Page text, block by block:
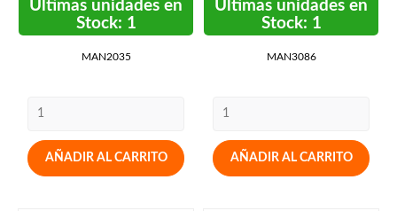
Últimas unidades en
Stock: 1
MAN2035
AÑADIR AL CARRITO
Últimas unidades en
Stock: 1
MAN3086
AÑADIR AL CARRITO